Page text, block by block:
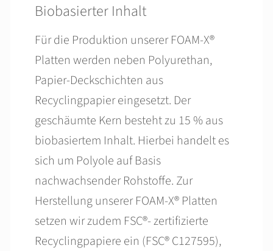
Biobasierter Inhalt
Für die Produktion unserer FOAM-X®
Platten werden neben Polyurethan,
Papier-Deckschichten aus
Recyclingpapier eingesetzt. Der
geschäumte Kern besteht zu 15 % aus
biobasiertem Inhalt. Hierbei handelt es
sich um Polyole auf Basis
nachwachsender Rohstoffe. Zur
Herstellung unserer FOAM-X® Platten
setzen wir zudem FSC®- zertifizierte
Recyclingpapiere ein (FSC® C127595),